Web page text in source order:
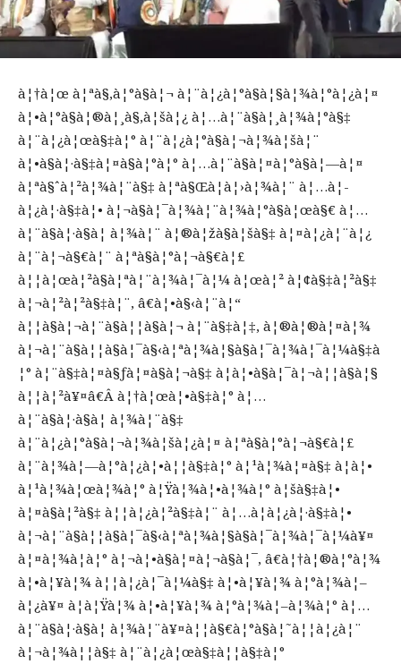
à¦†à¦œ à¦ªà§‚à¦°à§à¦¬ à¦¨à¦¿à¦°à§à¦§à¦¾à¦°à¦¿à¦¤
à¦•à¦°à§à¦®à¦¸à§‚à¦šà¦¿ à¦…à¦¨à§à¦¸à¦¾à¦°à§‡
à¦¨à¦¿à¦œà§‡à¦° à¦¨à¦¿à¦°à§à¦¬à¦¾à¦šà¦¨
à¦•à§à¦·à§‡à¦¤à§à¦°à¦° à¦…à¦¨à§à¦¤à¦°à§à¦—à¦¤
à¦ªà§ˆà¦²à¦¾à¦¨à§‡ à¦ªà§Œà¦à¦›à¦¾à¦¨ à¦…à¦­
à¦¿à¦·à§‡à¦• à¦¬à§à¦¯à¦¾à¦¨à¦¾à¦°à§à¦œà§€ à¦…
à¦¨à§à¦·à§à¦ à¦¾à¦¨ à¦®à¦žà§à¦šà§‡ à¦¤à¦¿à¦¨à¦¿
à¦¨à¦¬à§€à¦¨ à¦ªà§à¦°à¦¬à§€à¦£
à¦¦à¦œà¦²à§à¦ªà¦¨à¦¾à¦¯à¦¼ à¦œà¦² à¦¢à§‡à¦²à§‡
à¦¬à¦²à¦²à§‡à¦¨, â€à¦•à§‹à¦¨à¦“
à¦¦à§à¦¬à¦¨à§à¦¦à§à¦¬ à¦¨à§‡à¦‡, à¦®à¦®à¦¤à¦¾
à¦¬à¦¨à§à¦¦à§à¦¯à§‹à¦ªà¦¾à¦§à§à¦¯à¦¾à¦¯à¦¼à§‡à
¦° à¦¨à§‡à¦¤à§ƒà¦¤à§à¦¬à§‡ à¦à¦•à§à¦¯à¦¬à¦¦à§à¦§
à¦¦à¦²à¥¤â€Â à¦†à¦œà¦•à§‡à¦° à¦…
à¦¨à§à¦·à§à¦ à¦¾à¦¨à§‡
à¦¨à¦¿à¦°à§à¦¬à¦¾à¦šà¦¿à¦¤ à¦ªà§à¦°à¦¬à§€à¦£
à¦¨à¦¾à¦—à¦°à¦¿à¦•à¦¦à§‡à¦° à¦¹à¦¾à¦¤à§‡ à¦à¦•
à¦¹à¦¾à¦œà¦¾à¦° à¦Ÿà¦¾à¦•à¦¾à¦° à¦šà§‡à¦•
à¦¤à§à¦²à§‡ à¦¦à¦¿à¦²à§‡à¦¨ à¦…à¦­à¦¿à¦·à§‡à¦•
à¦¬à¦¨à§à¦¦à§à¦¯à§‹à¦ªà¦¾à¦§à§à¦¯à¦¾à¦¯à¦¼à¥¤
à¦¤à¦¾à¦à¦° à¦¬à¦•à§à¦¤à¦¬à§à¦¯, â€à¦†à¦®à¦°à¦¾
à¦•à¦¥à¦¾ à¦¦à¦¿à¦¯à¦¼à§‡ à¦•à¦¥à¦¾ à¦°à¦¾à¦–
à¦¿à¥¤ à¦à¦Ÿà¦¾ à¦•à¦¥à¦¾ à¦°à¦¾à¦–à¦¾à¦° à¦…
à¦¨à§à¦·à§à¦ à¦¾à¦¨à¥¤à¦¦à§€à¦°à§à¦˜à¦¦à¦¿à¦¨
à¦¬à¦¾à¦¦à§‡ à¦¨à¦¿à¦œà§‡à¦¦à§‡à¦°